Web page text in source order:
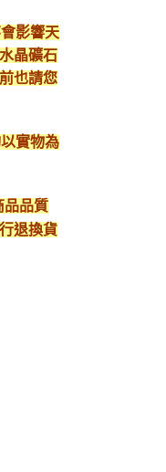
影響天
晶礦石
也請您
實物為
品品質
退換貨